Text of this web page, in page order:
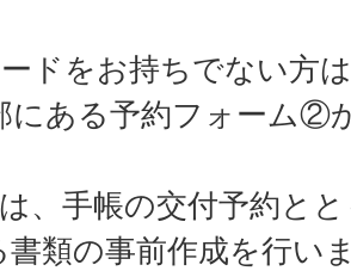
ドをお持ちでない方
にある予約フォーム②
、手帳の交付予約と
類の事前作成を行い